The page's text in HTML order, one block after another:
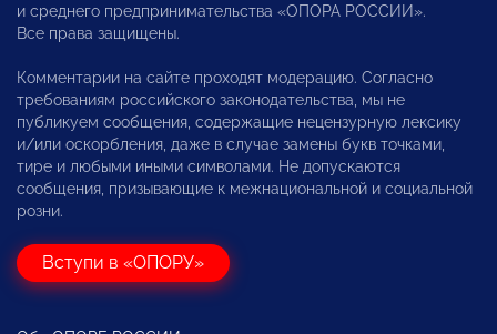
и среднего предпринимательства «ОПОРА РОССИИ».
Все права защищены.
Комментарии на сайте проходят модерацию. Согласно
требованиям российского законодательства, мы не
публикуем сообщения, содержащие нецензурную лексику
и/или оскорбления, даже в случае замены букв точками,
тире и любыми иными символами. Не допускаются
сообщения, призывающие к межнациональной и социальной
розни.
Вступи в «ОПОРУ»